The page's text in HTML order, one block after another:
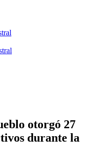
otorgó 27
durante la